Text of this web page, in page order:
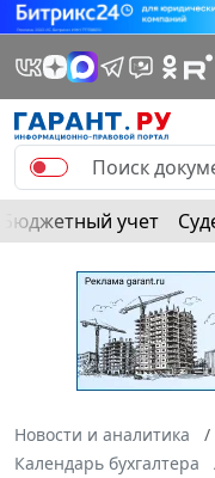
Бюджетный учет
Новости и аналитика
Календарь бухгалтера